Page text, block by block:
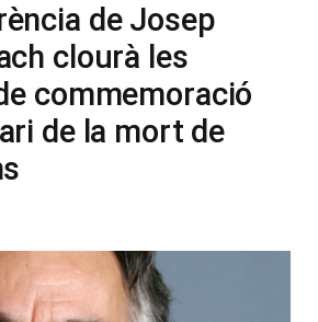
de Josep
clourà les
commemoració
de la mort de